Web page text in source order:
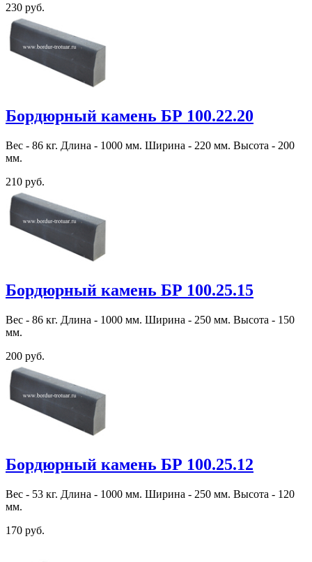
230 руб.
Бордюрный камень БР 100.22.20
Вес - 86 кг. Длина - 1000 мм. Ширина - 220 мм. Высота - 200
мм.
210 руб.
Бордюрный камень БР 100.25.15
Вес - 86 кг. Длина - 1000 мм. Ширина - 250 мм. Высота - 150
мм.
200 руб.
Бордюрный камень БР 100.25.12
Вес - 53 кг. Длина - 1000 мм. Ширина - 250 мм. Высота - 120
мм.
170 руб.